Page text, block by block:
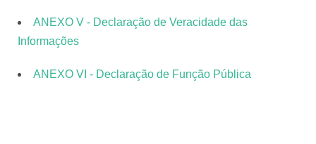
ANEXO V - Declaração de Veracidade das
Informações
ANEXO VI - Declaração de Função Pública